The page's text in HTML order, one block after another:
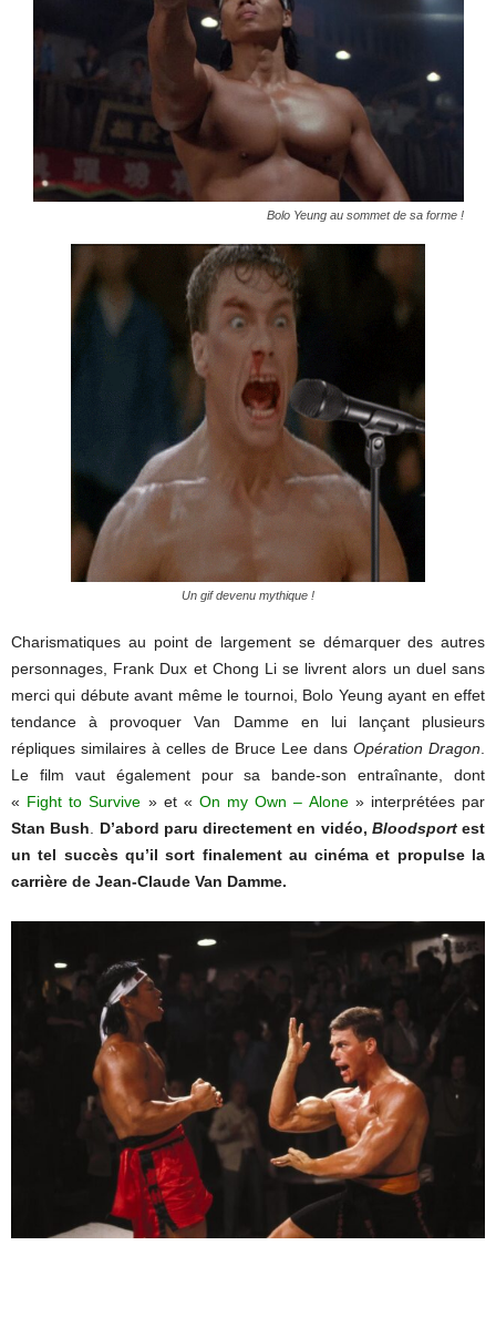
Bolo Yeung au sommet de sa forme !
Un gif devenu mythique !
Charismatiques au point de largement se démarquer des autres
personnages, Frank Dux et Chong Li se livrent alors un duel sans
merci qui débute avant même le tournoi, Bolo Yeung ayant en effet
tendance à provoquer Van Damme en lui lançant plusieurs
répliques similaires à celles de Bruce Lee dans Opération Dragon.
Le film vaut également pour sa bande-son entraînante, dont
« Fight to Survive » et «On my Own – Alone» interprétées par
Stan Bush. D’abord paru directement en vidéo, Bloodsportest
un tel succès qu’il sort finalement au cinéma et propulse la
carrière de Jean-Claude Van Damme.